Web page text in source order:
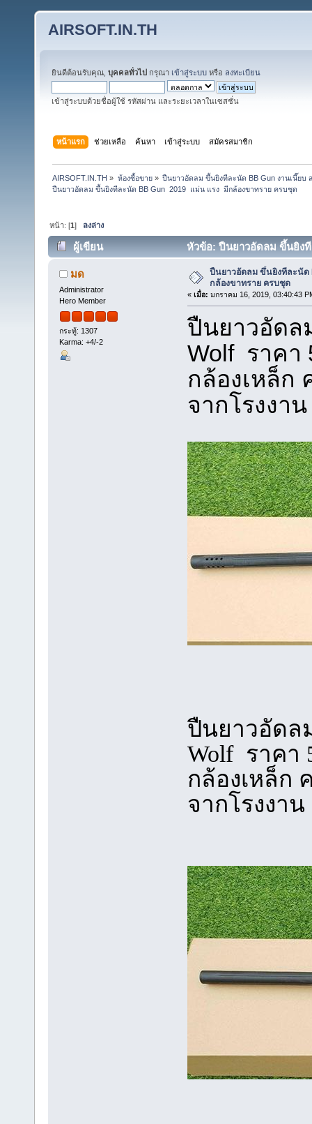
AIRSOFT.IN.TH
ยินดีต้อนรับคุณ, บุคคลทั่วไป กรุณา เข้าสู่ระบบ หรือ ลงทะเบียน
เข้าสู่ระบบด้วยชื่อผู้ใช้ รหัสผ่าน และระยะเวลาในเซสชั่น
หน้าแรก ช่วยเหลือ ค้นหา เข้าสู่ระบบ สมัครสมาชิก
AIRSOFT.IN.TH » ห้องซื้อขาย» ปืนยาวอัดลม ขึ้นยิงทีละนัด BB Gun งานเนี๊ยบ
ปืนยาวอัดลม ขึ้นยิงทีละนัด BB Gun  2019  แม่น แรง  มีกล้องขาทราย ครบชุด
หน้า: [1] ลงล่าง
ผู้เขียน
หัวข้อ: ปืนยาวอัดลม ขึ้นยิง
ครั้ง)มด
Administrator
Hero Member
กระทู้: 1307
Karma: +4/-2
ปืนยาวอัดลม ขึ้นยิงทีละนัด
กล้องขาทราย ครบชุด
« เมื่อ: มกราคม 16, 2019, 03:40:43
ปืนยาวอัดล
Wolf ราคา
กล้องเหล็ก
จากโรงงา
ปืนยาวอัดล
Wolf ราคา
กล้องเหล็ก
จากโรงงา